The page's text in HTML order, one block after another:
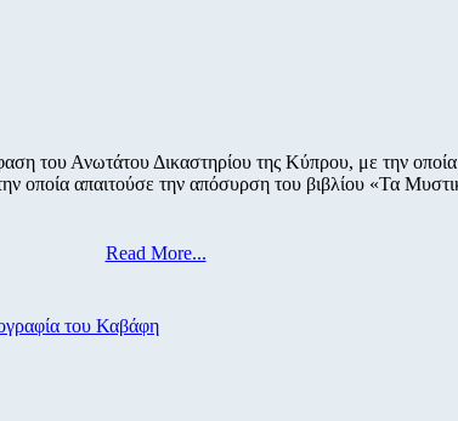
του Ανωτάτου Δικαστηρίου της Κύπρου, με την οποία
οποία απαιτούσε την απόσυρση του βιβλίου «Τα
Read More...
του Καβάφη